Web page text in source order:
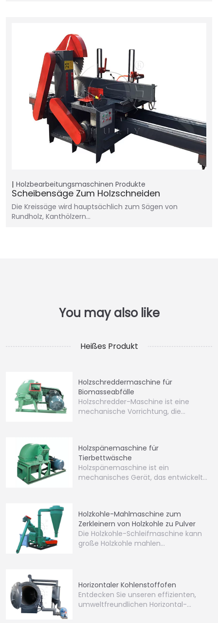
Holzbearbeitungsmaschinen Produkte
Scheibensäge Zum Holzschneiden
Die Kreissäge wird hauptsächlich zum Sägen von
Rundholz, Kanthölzern…
Heißes Produkt
Holzschreddermaschine für
Biomasseabfälle
Holzschredder-Maschine ist eine
mechanische Vorrichtung, die
Holzspänemaschine für
Tierbettwäsche
Holzspänemaschine ist ein
mechanisches Gerät, das entwickelt
Holzkohle-Mahlmaschine zum
Zerkleinern von Holzkohle zu Pulver
Die Holzkohle-Schleifmaschine kann
große Holzkohle mahlen…
Horizontaler Kohlenstoffofen
Entdecken Sie unseren effizienten,
umweltfreundlichen Horizontal-